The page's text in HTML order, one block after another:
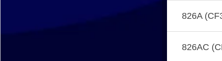
826A
826AC